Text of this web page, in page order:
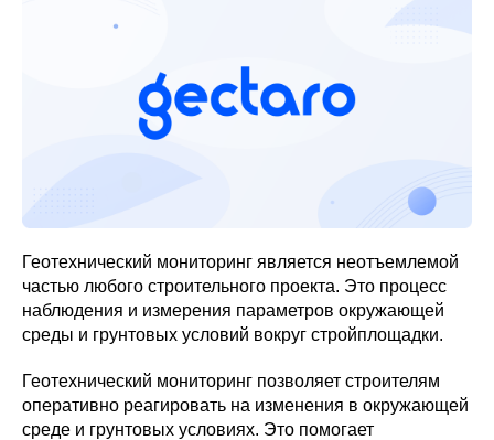
Геотехнический мониторинг является неотъемлемой
частью любого строительного проекта. Это процесс
наблюдения и измерения параметров окружающей
среды и грунтовых условий вокруг стройплощадки.
Геотехнический мониторинг позволяет строителям
оперативно реагировать на изменения в окружающей
среде и грунтовых условиях. Это помогает